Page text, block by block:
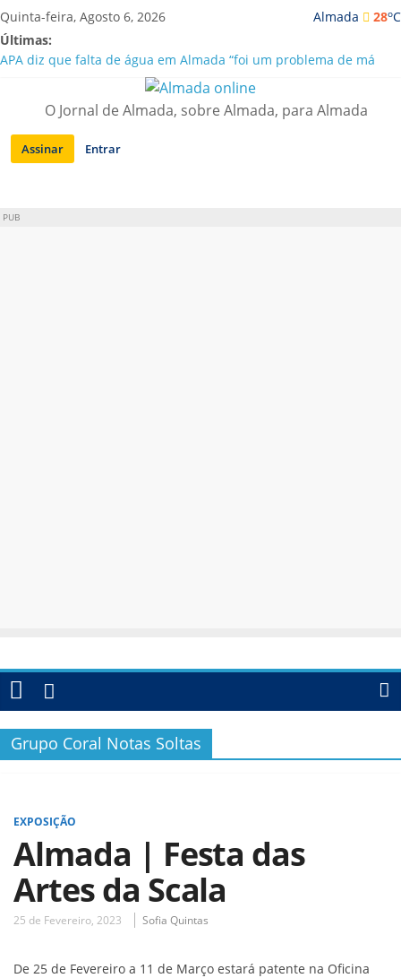
Saltar
para
conteúdo
Almada 28oC
Quinta-feira, Agosto 6, 2026
Últimas:
APA diz que falta de água em Almada “foi um problema de má
Laranjeiro | Cultura pop asiática invade a Casa Amarela
Ponte 25 de Abril celebra 60 anos com programa cultural entre
Lisboa e Almada
Situação de alerta em Almada renovada até final de Agosto
O Jornal de Almada, sobre Almada, para Almada
Assinar Entrar
PUB
Grupo Coral Notas Soltas
EXPOSIÇÃO
Almada | Festa das
Artes da Scala
25 de Fevereiro, 2023 Sofia Quintas
De 25 de Fevereiro a 11 de Março estará patente na Oficina